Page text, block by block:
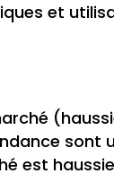
et
sont
est